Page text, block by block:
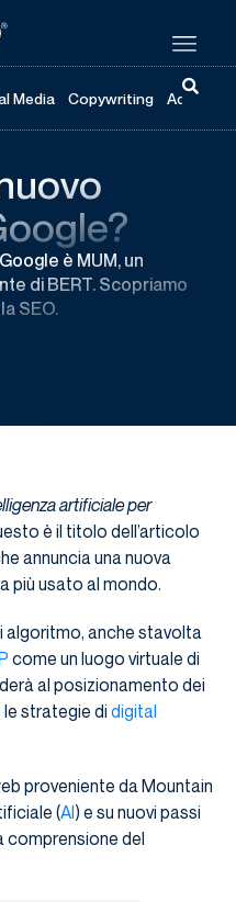
Media Copywriting
è MUM, un
di BERT. Scopriamo
SEO.
artificiale per
è il titolo dell’articolo
annuncia una nuova
più usato al mondo.
algoritmo, anche stavolta
come un luogo virtuale di
al posizionamento dei
strategie di digital
proveniente da Mountain
(AI) e su nuovi passi
comprensione del